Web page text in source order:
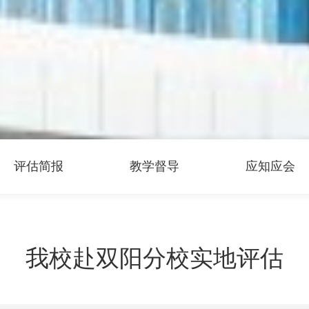
评估简报 教学督导 应知应会
我校赴双阳分校实地评估